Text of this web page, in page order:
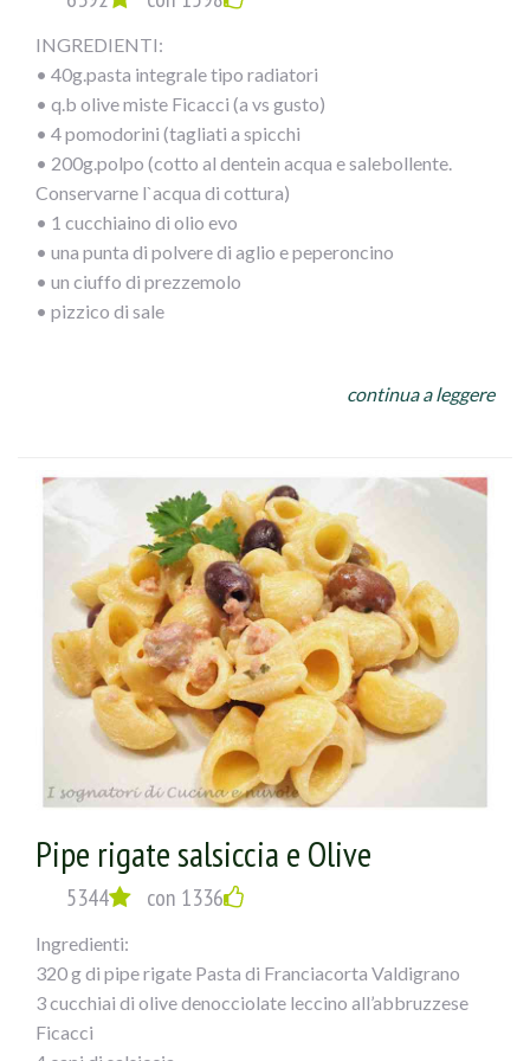
INGREDIENTI:
• 40g.pasta integrale tipo radiatori
• q.b olive miste Ficacci (a vs gusto)
• 4 pomodorini (tagliati a spicchi
• 200g.polpo (cotto al dentein acqua e salebollente.
Conservarne l`acqua di cottura)
• 1 cucchiaino di olio evo
• una punta di polvere di aglio e peperoncino
• un ciuffo di prezzemolo
• pizzico di sale
Dopo aver cotto il polpo tagliarlo a pezzetti piccoli e
bagnarlo con mezzo bicchiere di acqua di cottura del
polpo. Fare amalgamarequalche minuto e versarele olive,
i pomodorinied il sale, lasciando appassire.
Nel frattempo avremo cotto la pasta che
verseretegrondante di acqua nella padella
e lascerete mantecare il tutto!
continua a leggere
Pipe rigate salsiccia e Olive
5344 con 1336
Ingredienti:
320 g di pipe rigate Pasta di Franciacorta Valdigrano
3 cucchiai di olive denocciolate leccino all’abbruzzese
Ficacci